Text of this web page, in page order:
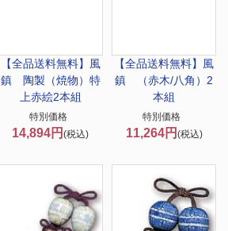
【全品送料無料】 風
鎮 陶製（焼物）特
上赤絵2本組
特別価格
14,894円(税込)
【全品送料無料】 風
鎮 （赤木/八角）2
本組
特別価格
11,264円 (税込)